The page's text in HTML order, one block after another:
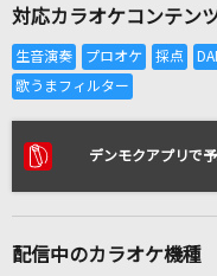
リアルタイ
空白の花
[生音]ひまわりの約
対応カラオケコンテン
デンモクアプリで
配信中のカラオケ機種